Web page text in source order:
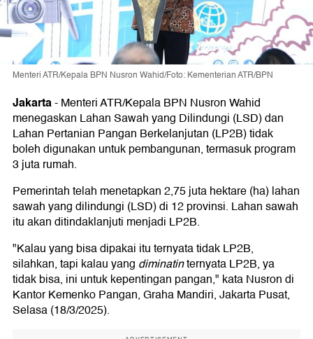
Menteri ATR/Kepala BPN Nusron Wahid/Foto: Kementerian ATR/BPN
Jakarta-Menteri ATR/Kepala BPN Nusron Wahid
menegaskan Lahan Sawah yang Dilindungi (LSD) dan
Lahan Pertanian Pangan Berkelanjutan (LP2B) tidak
boleh digunakan untuk pembangunan, termasuk program
3 juta rumah.
Pemerintah telah menetapkan 2,75 juta hektare (ha) lahan
sawah yang dilindungi (LSD) di 12 provinsi. Lahan sawah
itu akan ditindaklanjuti menjadi LP2B.
"Kalau yang bisa dipakai itu ternyata tidak LP2B,
silahkan, tapi kalau yang diminatinternyata LP2B, ya
tidak bisa, ini untuk kepentingan pangan," kata Nusron di
Kantor Kemenko Pangan, Graha Mandiri, Jakarta Pusat,
Selasa (18/3/2025).